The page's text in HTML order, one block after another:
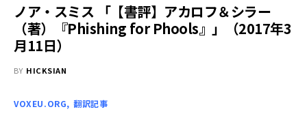
ノア・スミス 「【書評】アカロフ＆シラー
（著）『Phishing for Phools』」（2017年3
月11日）
BY HICKSIAN
VOXEU.ORG 翻訳記事